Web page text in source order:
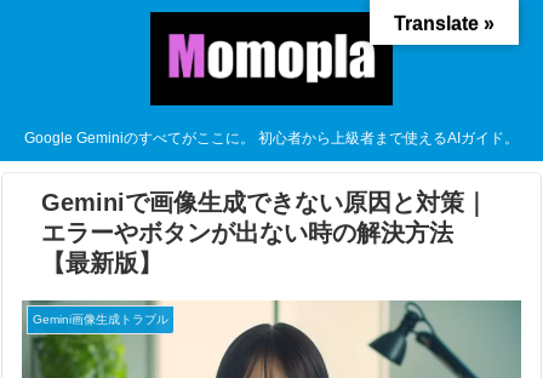
Google Geminiのすべてがここに。 初心者から上級者まで使えるAIガイド。
Geminiで画像生成できない原因と対策｜
エラーやボタンが出ない時の解決方法
【最新版】
Gemini画像生成トラブル
Translate »